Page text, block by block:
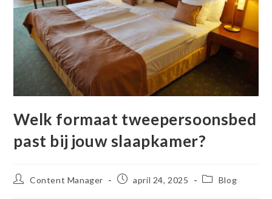
Welk formaat tweepersoonsbed
past bij jouw slaapkamer?
BerichtContent Manager
Berichtapril 24, 2025 Blog